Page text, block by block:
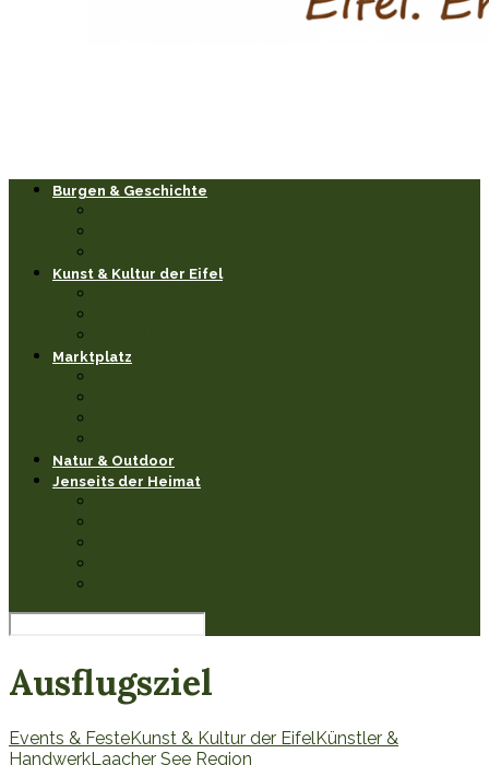
Burgen & Geschichte
Kunst & Kultur der Eifel
Marktplatz
Natur & Outdoor
Jenseits der Heimat
Ausflugsziel
Events & FesteKunst & Kultur der EifelKünstler &
HandwerkLaacher See Region